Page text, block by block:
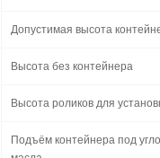
Допустимая высота
Высота без контейнера
Высота роликов для
Подъём контейнера под